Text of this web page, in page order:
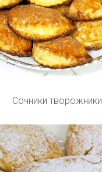
Сочники творожники